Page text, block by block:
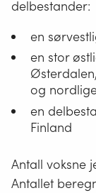
delbestander:
en
en stor
og
en
Finland
Antall voksne
Antallet